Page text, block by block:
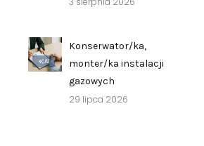
AI
Konserwator/ka,
monter/ka instalacji
gazowych
29 lipca 2026